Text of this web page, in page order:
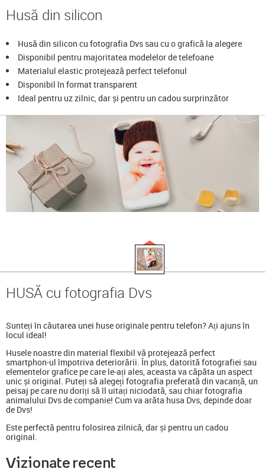
Husă din silicon
Husă din silicon cu fotografia Dvs sau cu o grafică la alegere
Disponibil pentru majoritatea modelelor de telefoane
Materialul elastic protejează perfect telefonul
Disponibil în format transparent
Ideal pentru uz zilnic, dar și pentru un cadou surprinzător
HUSĂ cu fotografia Dvs
Sunteți în căutarea unei huse originale pentru telefon? Ați ajuns în
locul ideal!
Husele noastre din material flexibil vă protejează perfect
smartphon-ul împotriva deteriorării. În plus, datorită fotografiei sau
elementelor grafice pe care le-ați ales, aceasta va căpăta un aspect
unic și original. Puteți să alegeți fotografia preferată din vacanță, un
peisaj pe care nu doriți să îl uitați niciodată, sau chiar fotografia
animalului Dvs de companie! Cum va arăta husa Dvs, depinde doar
de Dvs!
Este perfectă pentru folosirea zilnică, dar și pentru un cadou
original.
Vizionate recent